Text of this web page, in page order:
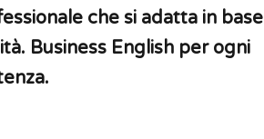
che si adatta in base
Business English per ogni